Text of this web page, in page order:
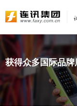
获得众多国际品